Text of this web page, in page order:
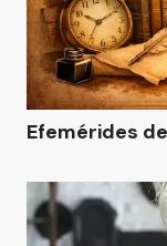
Efemérides